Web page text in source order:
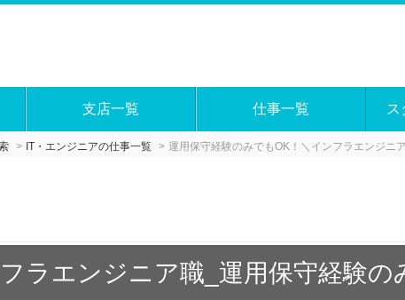
支店一覧 仕事一覧 ス
IT・エンジニアの仕事一覧 運用保守経験のみでもOK！＼インフラエンジニ
ラエンジニア職_運用保守経験の